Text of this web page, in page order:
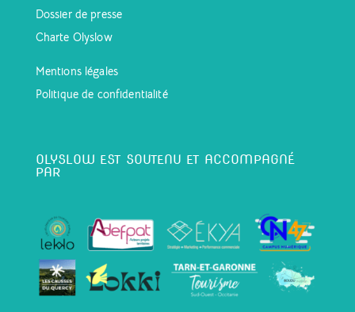
Dossier de presse
Charte Olyslow
Mentions légales
Politique de confidentialité
OLYSLOW EST SOUTENU ET ACCOMPAGNÉ
PAR